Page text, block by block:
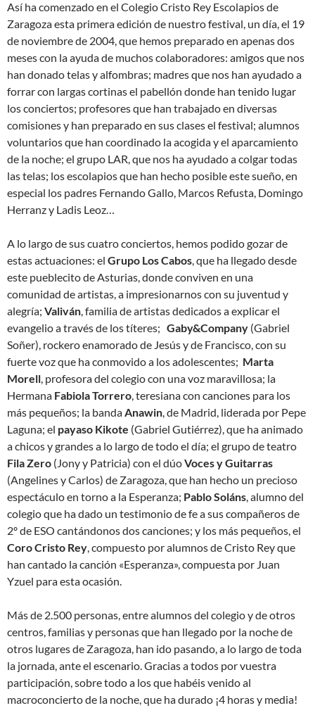
Así ha comenzado en el Colegio Cristo Rey Escolapios de
Zaragoza esta primera edición de nuestro festival, un día, el 19
de noviembre de 2004, que hemos preparado en apenas dos
meses con la ayuda de muchos colaboradores: amigos que nos
han donado telas y alfombras; madres que nos han ayudado a
forrar con largas cortinas el pabellón donde han tenido lugar
los conciertos; profesores que han trabajado en diversas
comisiones y han preparado en sus clases el festival; alumnos
voluntarios que han coordinado la acogida y el aparcamiento
de la noche; el grupo LAR, que nos ha ayudado a colgar todas
las telas; los escolapios que han hecho posible este sueño, en
especial los padres Fernando Gallo, Marcos Refusta, Domingo
Herranz y Ladis Leoz…
A lo largo de sus cuatro conciertos, hemos podido gozar de
estas actuaciones: el Grupo Los Cabos , que ha llegado desde
este pueblecito de Asturias, donde conviven en una
comunidad de artistas, a impresionarnos con su juventud y
alegría; Valiván , familia de artistas dedicados a explicar el
evangelio a través de los títeres; Gaby&Company (Gabriel
Soñer), rockero enamorado de Jesús y de Francisco, con su
fuerte voz que ha conmovido a los adolescentes; Marta
Morell , profesora del colegio con una voz maravillosa; la
Hermana Fabiola Torrero , teresiana con canciones para los
más pequeños; la banda Anawin , de Madrid, liderada por Pepe
Laguna; el payaso Kikote (Gabriel Gutiérrez), que ha animado
a chicos y grandes a lo largo de todo el día; el grupo de teatro
Fila Zero (Jony y Patricia) con el dúoVoces y Guitarras
(Angelines y Carlos) de Zaragoza, que han hecho un precioso
espectáculo en torno a la Esperanza; Pablo Soláns , alumno del
colegio que ha dado un testimonio de fe a sus compañeros de
2º de ESO cantándonos dos canciones; y los más pequeños, el
Coro Cristo Rey , compuesto por alumnos de Cristo Rey que
han cantado la canción «Esperanza», compuesta por Juan
Yzuel para esta ocasión.
Más de 2.500 personas, entre alumnos del colegio y de otros
centros, familias y personas que han llegado por la noche de
otros lugares de Zaragoza, han ido pasando, a lo largo de toda
la jornada, ante el escenario. Gracias a todos por vuestra
participación, sobre todo a los que habéis venido al
macroconcierto de la noche, que ha durado ¡4 horas y media!